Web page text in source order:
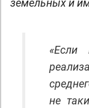
земельных и
не